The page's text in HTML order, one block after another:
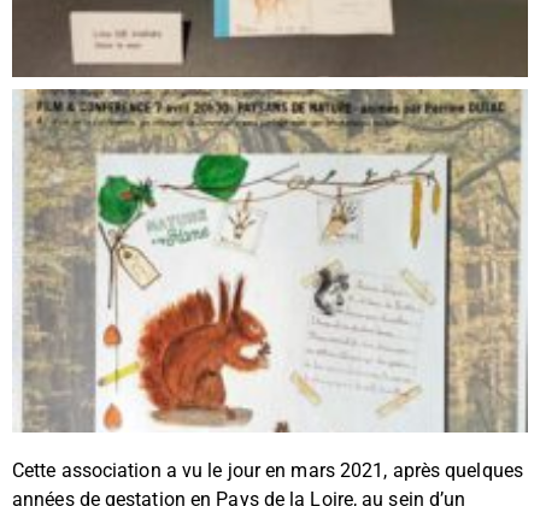
Cette association a vu le jour en mars 2021, après quelques
années de gestation en Pays de la Loire, au sein d’un